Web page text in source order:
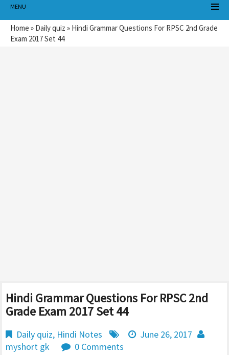
MENU
Home » Daily quiz » Hindi Grammar Questions For RPSC 2nd Grade
Exam 2017 Set 44
Hindi Grammar Questions For RPSC 2nd
Grade Exam 2017 Set 44
Daily quiz, Hindi Notes
June 26, 2017
myshort gk
0 Comments